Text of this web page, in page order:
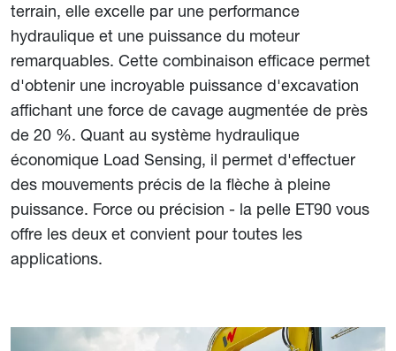
terrain, elle excelle par une performance
hydraulique et une puissance du moteur
remarquables. Cette combinaison efficace permet
d'obtenir une incroyable puissance d'excavation
affichant une force de cavage augmentée de près
de 20 %. Quant au système hydraulique
économique Load Sensing, il permet d'effectuer
des mouvements précis de la flèche à pleine
puissance. Force ou précision - la pelle ET90 vous
offre les deux et convient pour toutes les
applications.